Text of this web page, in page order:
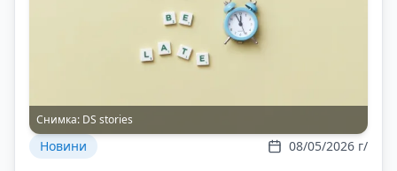
Снимка: DS stories
Новини 08/05/2026 г/